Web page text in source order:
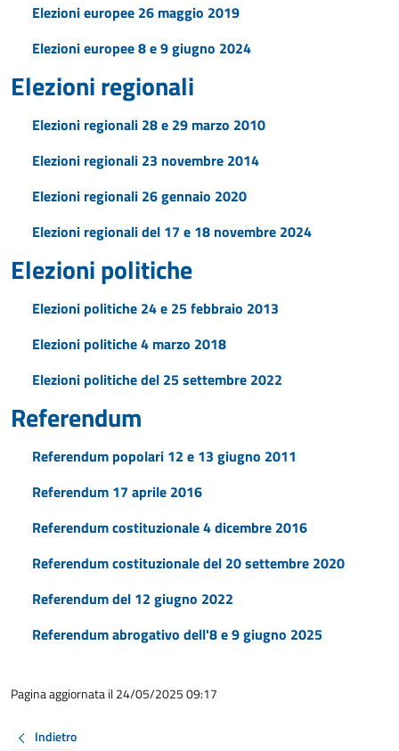
Elezioni europee 26 maggio 2019
Elezioni europee 8 e 9 giugno 2024
Elezioni regionali
Elezioni regionali 28 e 29 marzo 2010
Elezioni regionali 23 novembre 2014
Elezioni regionali 26 gennaio 2020
Elezioni regionali del 17 e 18 novembre 2024
Elezioni politiche
Elezioni politiche 24 e 25 febbraio 2013
Elezioni politiche 4 marzo 2018
Elezioni politiche del 25 settembre 2022
Referendum
Referendum popolari 12 e 13 giugno 2011
Referendum 17 aprile 2016
Referendum costituzionale 4 dicembre 2016
Referendum costituzionale del 20 settembre 2020
Referendum del 12 giugno 2022
Referendum abrogativo dell'8 e 9 giugno 2025
Pagina aggiornata il 24/05/2025 09:17
Indietro